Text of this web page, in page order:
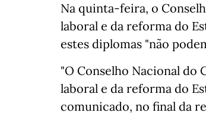
Na quinta-feira, o
laboral e da reforma do
estes diplomas "não
"O Conselho Nacional do
laboral e da reforma do
comunicado, no final da